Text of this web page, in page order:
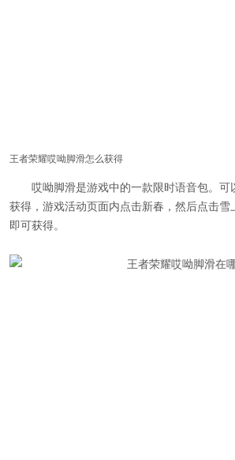
王者荣耀哎呦脚滑怎么获得
哎呦脚滑是游戏中的一款限时语音包。可
获得，游戏活动页面内点击新春，然后点击雪
即可获得。